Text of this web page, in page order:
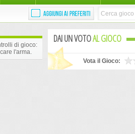
Programmi Mondo Pirati
Poesie Autori in Erba
MyAvatar
DAI UN VOTOAL GIOCO
Vota il Gioco:
di gioco:
l'arma.